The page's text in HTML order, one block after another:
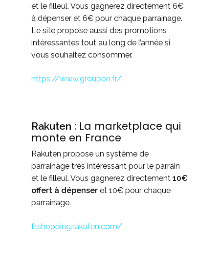
et le filleul. Vous gagnerez directement 6€
à dépenser et 6€ pour chaque parrainage.
Le site propose aussi des promotions
intéressantes tout au long de l’année si
vous souhaitez consommer.
https://www.groupon.fr/
Rakuten : La marketplace qui
monte en France
Rakuten propose un système de
parrainage très intéressant pour le parrain
et le filleul. Vous gagnerez directement 10€
offert à dépenser et 10€ pour chaque
parrainage.
fr.shopping.rakuten.com/